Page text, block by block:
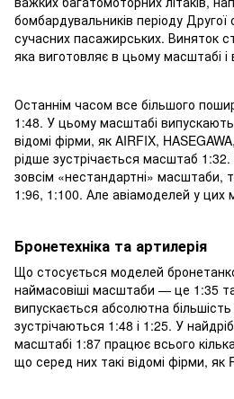
бомбардувальників періоду Другої
сучасних пасажирських. Виняток
яка виготовляє в цьому масштабі і
Останнім часом все більшого
1:48. У цьому масштабі випускають
відомі фірми, як AIRFIX,
рідше зустрічається масштаб 1:32.
зовсім «нестандартні» масштаби,
1:96, 1:100. Але авіамоделей у
Бронетехніка та артилерія
Що стосується моделей
наймасовіші масштаби — це 1:35
випускається абсолютна
зустрічаються 1:48 і 1:25. У
масштабі 1:87 працює всього
що серед них такі відомі фірми, як